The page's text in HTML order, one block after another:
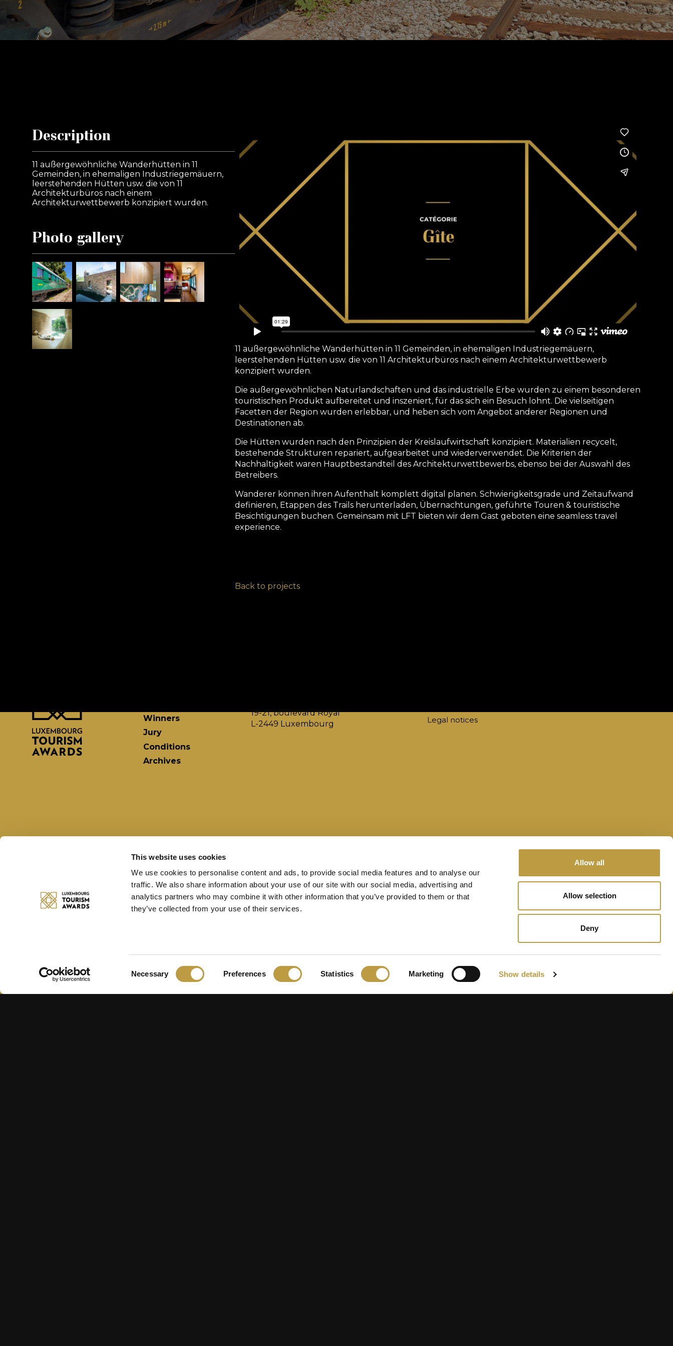
This website uses cookies
We use cookies to personalise content and ads, to provide social media features and to analyse our
traffic. We also share information about your use of our site with our social media, advertising and
analytics partners who may combine it with other information that you’ve provided to them or that
they’ve collected from your use of their services.
Necessary Preferences Statistics Marketing Show details
Allow all
Allow selection
Deny
Description
11 außergewöhnliche Wanderhütten in 11
Gemeinden, in ehemaligen Industriegemäuern,
leerstehenden Hütten usw. die von 11
Architekturbüros nach einem
Architekturwettbewerb konzipiert wurden.
Photo gallery
11 außergewöhnliche Wanderhütten in 11 Gemeinden, in ehemaligen Industriegemäuern,
leerstehenden Hütten usw. die von 11 Architekturbüros nach einem Architekturwettbewerb
konzipiert wurden.
Die außergewöhnlichen Naturlandschaften und das industrielle Erbe wurden zu einem besonderen
touristischen Produkt aufbereitet und inszeniert, für das sich ein Besuch lohnt. Die vielseitigen
Facetten der Region wurden erlebbar, und heben sich vom Angebot anderer Regionen und
Destinationen ab.
Die Hütten wurden nach den Prinzipien der Kreislaufwirtschaft konzipiert. Materialien recycelt,
bestehende Strukturen repariert, aufgearbeitet und wiederverwendet. Die Kriterien der
Nachhaltigkeit waren Hauptbestandteil des Architekturwettbewerbs, ebenso bei der Auswahl des
Betreibers.
Wanderer können ihren Aufenthalt komplett digital planen. Schwierigkeitsgrade und Zeitaufwand
definieren, Etappen des Trails herunterladen, Übernachtungen, geführte Touren & touristische
Besichtigungen buchen. Gemeinsam mit LFT bieten wir dem Gast geboten eine seamless travel
experience.
Back to projects
Winners
Jury
Conditions
Archives
19-21, boulevard Royal
L-2449 Luxembourg
Legal notices